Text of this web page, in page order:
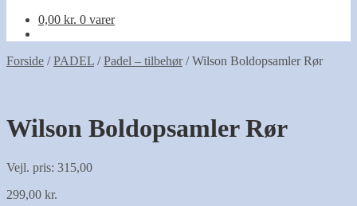
0,00 kr. 0 varer
Forside /PADEL /Padel – tilbehør/Wilson Boldopsamler Rør
Wilson Boldopsamler Rør
Vejl. pris: 315,00
299,00 kr.